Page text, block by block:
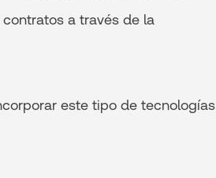
a través de la
este tipo de tecnologías